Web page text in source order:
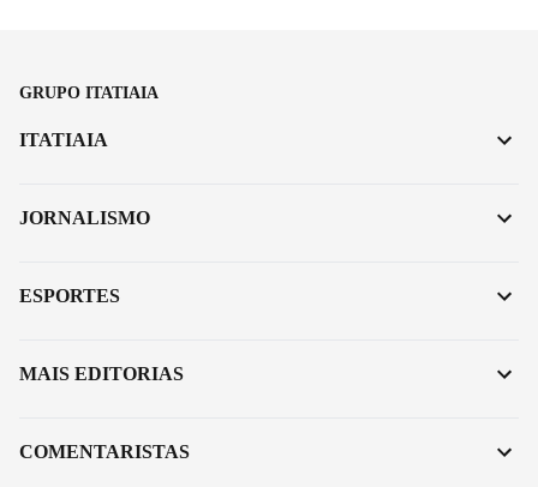
GRUPO ITATIAIA
ITATIAIA
JORNALISMO
ESPORTES
MAIS EDITORIAS
COMENTARISTAS